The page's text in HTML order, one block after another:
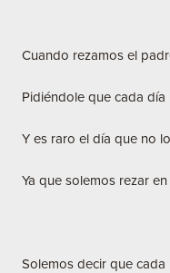
Cuando rezamos el
Pidiéndole que cada día
Y es raro el día que no
Ya que solemos rezar
Solemos decir que cada